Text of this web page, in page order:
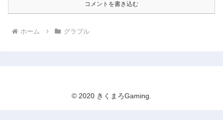
コメントを書き込む
ホーム グラブル
© 2020 きくまろGaming.